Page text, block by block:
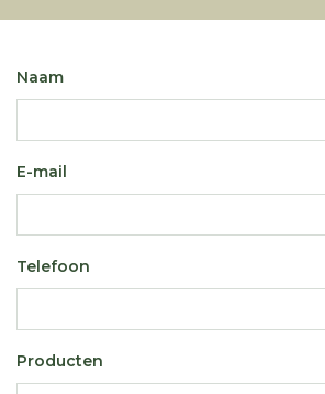
Naam
E-mail
Telefoon
Producten